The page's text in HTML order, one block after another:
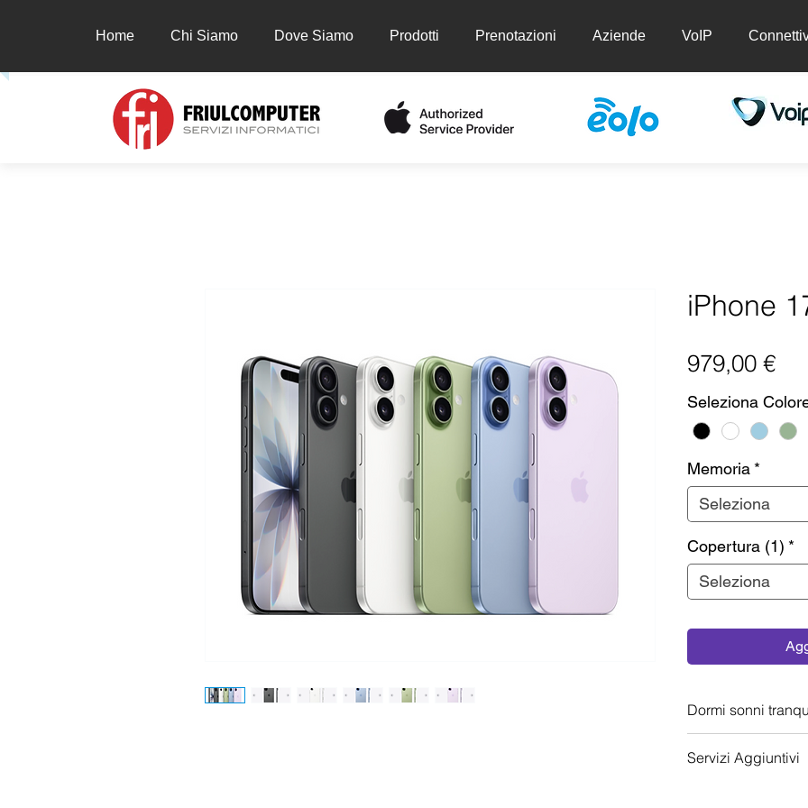
Chi Siamo Dove Siamo Prodotti Prenotazioni Aziende
Home Chi Siamo Dove Siamo Prodotti Prenotazioni Aziende VoIP
iPhone
979,00 €
Seleziona
Memoria *
Seleziona
Copertura (1) *
Seleziona
Dormi sonni
assicurativo che
Servizi Aggiuntivi